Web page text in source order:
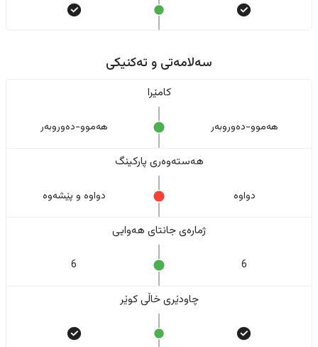
سەلامەتی و تەکنیکی
کامێرا
هەموو-دەوروبەر هەموو-دەوروبەر
هەستەوەری پارکینگ
دواوە دواوە و پێشەوە
ژمارەی جانتای هەوایی
6
6
چاودێری خاڵی کوێر